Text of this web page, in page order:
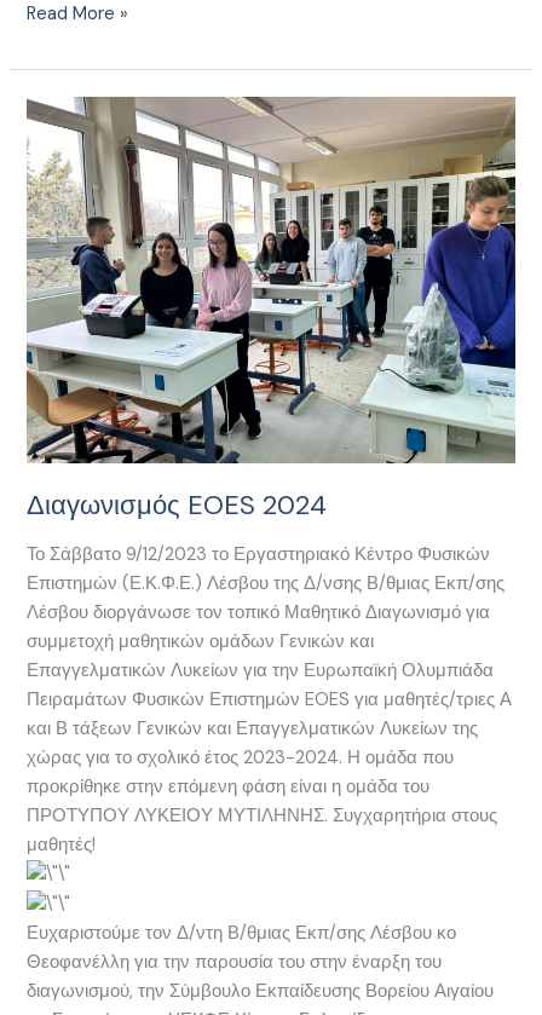
Read More »
Διαγωνισμός EOES 2024
Το Σάββατο 9/12/2023 το Εργαστηριακό Κέντρο Φυσικών
Επιστημών (Ε.Κ.Φ.Ε.) Λέσβου της Δ/νσης Β/θμιας Εκπ/σης
Λέσβου διοργάνωσε τον τοπικό Μαθητικό Διαγωνισμό για
συμμετοχή μαθητικών ομάδων Γενικών και
Επαγγελματικών Λυκείων για την Ευρωπαϊκή Ολυμπιάδα
Πειραμάτων Φυσικών Επιστημών EOES για μαθητές/τριες Α
και Β τάξεων Γενικών και Επαγγελματικών Λυκείων της
χώρας για το σχολικό έτος 2023-2024. Η ομάδα που
προκρίθηκε στην επόμενη φάση είναι η ομάδα του
ΠΡΟΤΥΠΟΥ ΛΥΚΕΙΟΥ ΜΥΤΙΛΗΝΗΣ. Συγχαρητήρια στους
μαθητές!
Ευχαριστούμε τον Δ/ντη Β/θμιας Εκπ/σης Λέσβου κο
Θεοφανέλλη για την παρουσία του στην έναρξη του
διαγωνισμού, την Σύμβουλο Εκπαίδευσης Βορείου Αιγαίου
Διαγωνισμός
EOES
2024